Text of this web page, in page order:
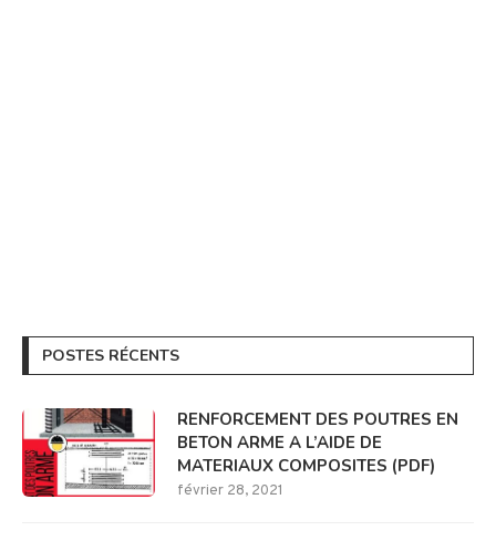
POSTES RÉCENTS
RENFORCEMENT DES POUTRES EN
BETON ARME A L’AIDE DE
MATERIAUX COMPOSITES (PDF)
février 28, 2021